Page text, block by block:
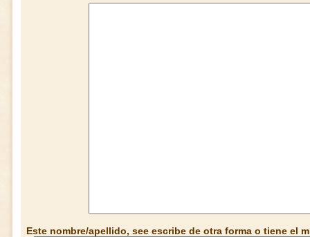
Este nombre/apellido, see escribe de otra forma o tiene el